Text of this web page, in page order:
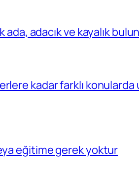
adacık ve kayalık
kadar farklı konularda
eğitime gerek yoktur